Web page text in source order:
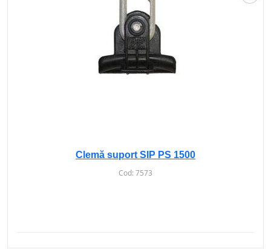
Clemă suport SIP PS 1500
Cod:7573